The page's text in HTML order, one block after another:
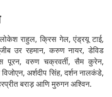
राहुल, क्रिस गेल, एंड्रयू टाई,
उर रहमान, करुण नायर, डेविड
पूरन, वरुण चक्रवर्ती, सैम कुरेन,
अर्शदीप सिंह, दर्शन नालकंडे,
बराड़ आणि मुरुगन अश्विन.